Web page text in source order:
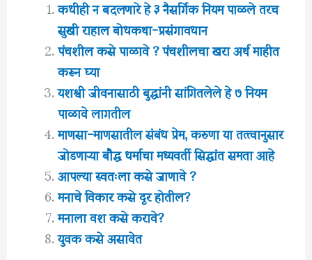
कधीही न बदलणारे हे ३ नैसर्गिक नियम पाळले तरच
सुखी राहाल बोधकथा-प्रसंगावधान
पंचशील कसे पाळावे ? पंचशीलचा खरा अर्थ माहीत
करून घ्या
यशश्वी जीवनासाठी बुद्धांनी सांगितलेले हे ७ नियम
पाळावे लागतील
माणसा-माणसातील संबंध प्रेम, करुणा या तत्त्वानुसार
जोडणाऱ्या बौद्ध धर्माचा मध्यवर्ती सिद्धांत समता आहे
आपल्या स्वतःला कसे जाणावे ?
मनाचे विकार कसे दूर होतील?
मनाला वश कसे करावे?
युवक कसे असावेत